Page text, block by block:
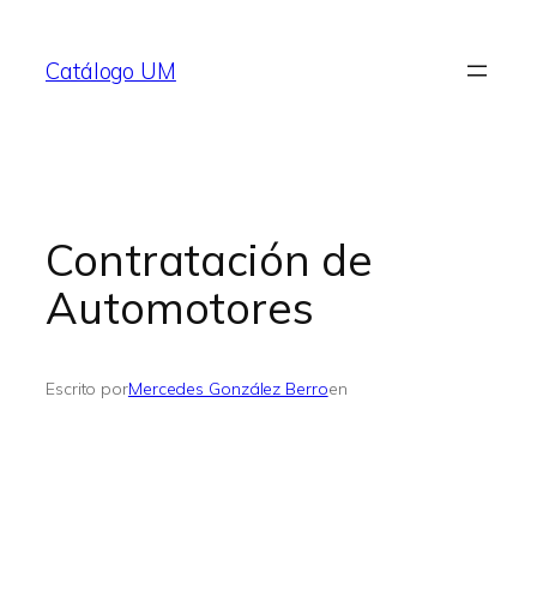
contenido
Catálogo UM
Contratación de
Automotores
Escrito porMercedes González Berroen